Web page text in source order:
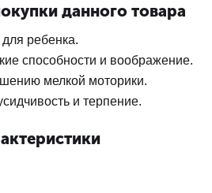
данного товара
ребенка.
способности и воображение.
мелкой моторики.
и терпение.